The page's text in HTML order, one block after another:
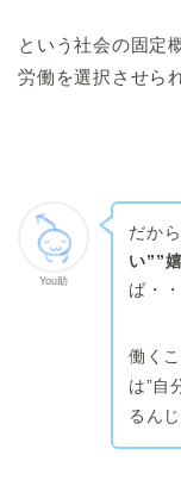
という社会の固定
労働を選択させら
You助
だか
い””
ば・・
働く
は”自
るん